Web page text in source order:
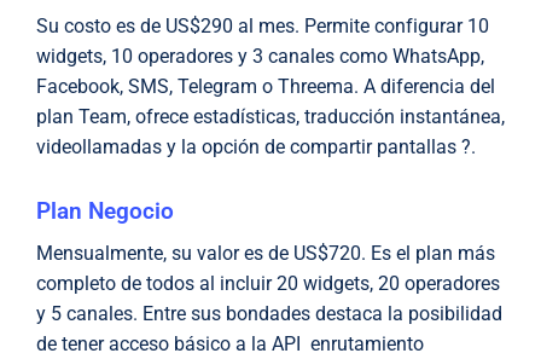
Su costo es de US$290 al mes. Permite configurar 10
widgets, 10 operadores y 3 canales como WhatsApp,
Facebook, SMS, Telegram o Threema. A diferencia del
plan Team, ofrece estadísticas, traducción instantánea,
videollamadas y la opción de compartir pantallas ?.
Plan Negocio
Mensualmente, su valor es de US$720. Es el plan más
completo de todos al incluir 20 widgets, 20 operadores
y 5 canales. Entre sus bondades destaca la posibilidad
de tener acceso básico a la API enrutamiento